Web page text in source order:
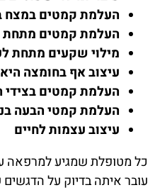
העלמת קמטים במצח
העלמת קמטים מתחת
מילוי שקעים מתחת
עיצוב אף בחומצה
העלמת קמטים בצידי
העלמת קמטי הבעה
עיצוב עצמות לחיים
כל מטופלת שמגיע למרפאה
עובר איתה בדיוק על הדגשים